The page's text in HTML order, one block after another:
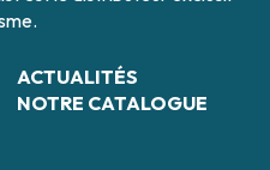
ACTUALITÉS
NOTRE CATALOGUE